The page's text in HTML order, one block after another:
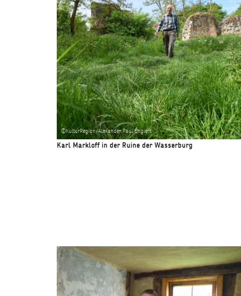
©KulturRegion/Alexander Paul Englert
Karl Markloff in der Ruine der Wasserburg